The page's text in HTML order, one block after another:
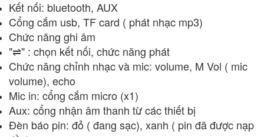
Kết nối: bluetooth, AUX
Cổng cắm usb, TF card ( phát nhạc mp3)
Chức năng ghi âm
"⇌" : chọn kết nối, chức năng phát
Chức năng chỉnh nhạc và mic: volume, M Vol ( mic
volume), echo
Mic in: cổng cắm micro (x1)
Aux: cổng nhận âm thanh từ các thiết bị
Đèn báo pin: đỏ ( đang sạc), xanh ( pin đã được nạp